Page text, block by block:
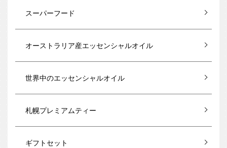
スーパーフード
オーストラリア産エッセンシャルオイル
世界中のエッセンシャルオイル
札幌プレミアムティー
ギフトセット